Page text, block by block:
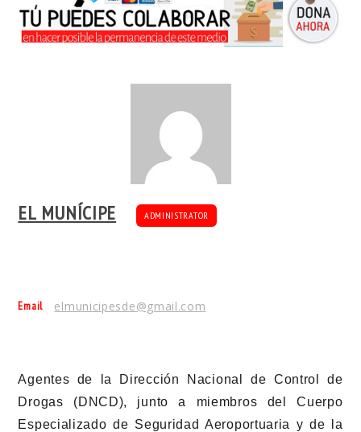
EL MUNÍCIPE ADMINISTRATOR
Email elmunicipesde@gmail.com
Agentes de la Dirección Nacional de Control de
Drogas (DNCD), junto a miembros del Cuerpo
Especializado de Seguridad Aeroportuaria y de la